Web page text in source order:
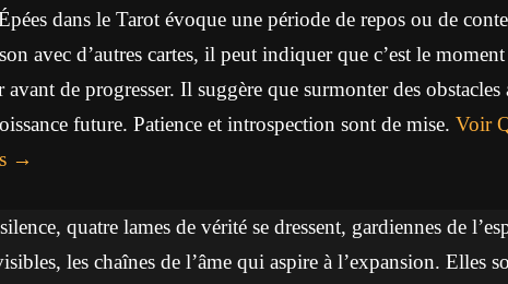
dans le Tarot évoque une période de repos ou de
avec d’autres cartes, il peut indiquer que c’est le
avant de progresser. Il suggère que surmonter des
future. Patience et introspection sont de mise. Voir
quatre lames de vérité se dressent, gardiennes de
les chaînes de l’âme qui aspire à l’expansion. Elles